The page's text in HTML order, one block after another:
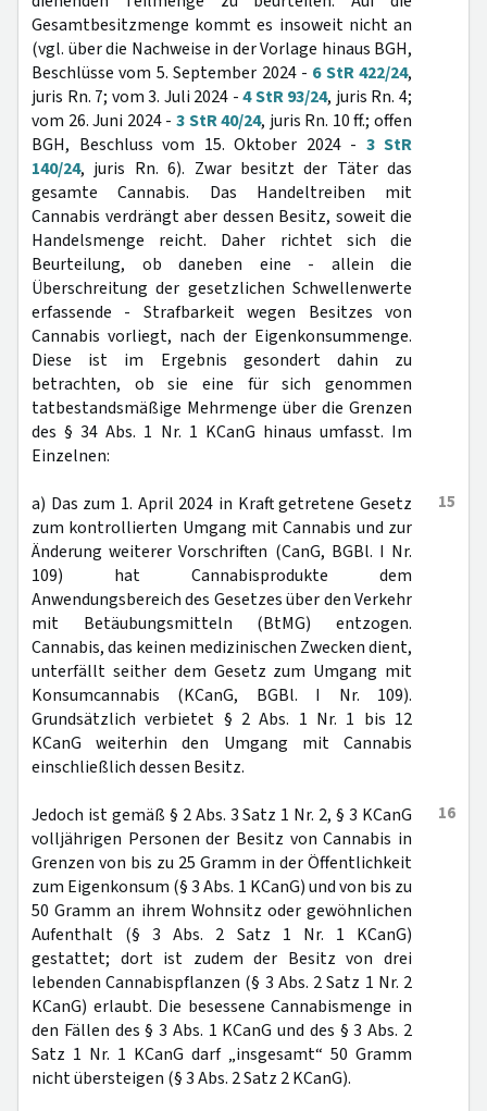
Gesamtbesitzmenge kommt es insoweit nicht an
(vgl. über die Nachweise in der Vorlage hinaus BGH,
Beschlüsse vom 5. September 2024 - 6 StR 422/24,
juris Rn. 7; vom 3. Juli 2024 -4 StR 93/24, juris Rn. 4;
vom 26. Juni 2024 - 3 StR 40/24, juris Rn. 10 ff.; offen
BGH, Beschluss vom 15. Oktober 2024 - 3 StR
140/24, juris Rn. 6). Zwar besitzt der Täter das
gesamte Cannabis. Das Handeltreiben mit
Cannabis verdrängt aber dessen Besitz, soweit die
Handelsmenge reicht. Daher richtet sich die
Beurteilung, ob daneben eine - allein die
Überschreitung der gesetzlichen Schwellenwerte
erfassende - Strafbarkeit wegen Besitzes von
Cannabis vorliegt, nach der Eigenkonsummenge.
Diese ist im Ergebnis gesondert dahin zu
betrachten, ob sie eine für sich genommen
tatbestandsmäßige Mehrmenge über die Grenzen
des § 34 Abs. 1 Nr. 1 KCanG hinaus umfasst. Im
Einzelnen:
15
a) Das zum 1. April 2024 in Kraft getretene Gesetz
zum kontrollierten Umgang mit Cannabis und zur
Änderung weiterer Vorschriften (CanG, BGBl. I Nr.
109) hat Cannabisprodukte dem
Anwendungsbereich des Gesetzes über den Verkehr
mit Betäubungsmitteln (BtMG) entzogen.
Cannabis, das keinen medizinischen Zwecken dient,
unterfällt seither dem Gesetz zum Umgang mit
Konsumcannabis (KCanG, BGBl. I Nr. 109).
Grundsätzlich verbietet § 2 Abs. 1 Nr. 1 bis 12
KCanG weiterhin den Umgang mit Cannabis
einschließlich dessen Besitz.
16
Jedoch ist gemäß § 2 Abs. 3 Satz 1 Nr. 2, § 3 KCanG
volljährigen Personen der Besitz von Cannabis in
Grenzen von bis zu 25 Gramm in der Öffentlichkeit
zum Eigenkonsum (§ 3 Abs. 1 KCanG) und von bis zu
50 Gramm an ihrem Wohnsitz oder gewöhnlichen
Aufenthalt (§ 3 Abs. 2 Satz 1 Nr. 1 KCanG)
gestattet; dort ist zudem der Besitz von drei
lebenden Cannabispflanzen (§ 3 Abs. 2 Satz 1 Nr. 2
KCanG) erlaubt. Die besessene Cannabismenge in
den Fällen des § 3 Abs. 1 KCanG und des § 3 Abs. 2
Satz 1 Nr. 1 KCanG darf „insgesamt“ 50 Gramm
nicht übersteigen (§ 3 Abs. 2 Satz 2 KCanG).